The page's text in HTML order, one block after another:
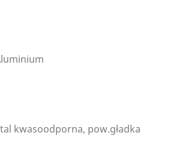
kwasoodporna, pow.gładka